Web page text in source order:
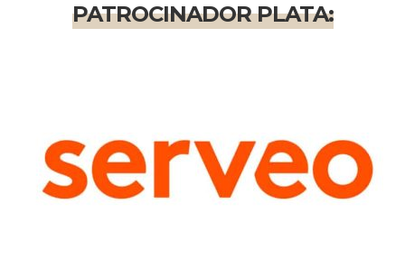
PATROCINADOR PLATA: